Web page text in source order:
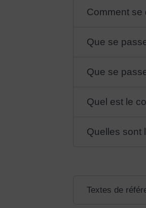
Comment se
Que se
Que se
Quel est le
Quelles sont
Textes de